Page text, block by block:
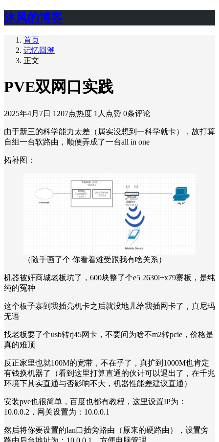
沐风的博客
首页
记忆回溯
正文
PVE双网口实践
2025年4月7日 1207点热度 1人点赞 0条评论
由于新三的科学能力太差（属实没想到一科学就卡），故打算
自组一台软路由，顺便弄成了一台all in one
拓补图：
（随手画了个 你看着难受跟我有啥关系）
机器被奸商城老板坑了，600块整了个e5 2630l+x79寨板，是纯
纯的冤种
这个板子寨到我插亮机卡之后就没地儿给我插网卡了，真尼玛
无语
找老板要了个usb转rj45网卡，不要问为啥不m2转pcie，价格是
真的难顶
反正家里也就100M的宽带，不在乎了，真扩到1000M也肯定
有钱换机器了（看到这里打算直通的伙计可以退出了，在千兆
环境下其实直通与否影响不大，机器性能差建议直通）
安装pve也很简单，百度也都有教程，这里设置IP为：
10.0.0.2，网关设置为：10.0.0.1
然后将你要设置的lan口插旁路由（原来的硬路由），设置旁
路由后台地址为：10.0.0.1，方便电脑管理